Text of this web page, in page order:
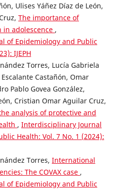
Ulises Yáñez Díaz de León,
The importance of
in adolescence ,
of Epidemiology and Public
IJEPH
Torres, Lucía Gabriela
Castañón, Omar
Pablo Govea González,
Cristian Omar Aguilar Cruz,
analysis of protective and
, Interdisciplinary Journal
Health: Vol. 7 No. 1 (2024):
Torres, International
The COVAX case ,
of Epidemiology and Public